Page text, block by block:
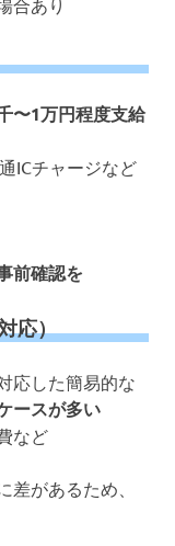
〜1万円程度支給
ICチャージなど
前確認を
応）
応した簡易的な
ースが多い
など
があるため、